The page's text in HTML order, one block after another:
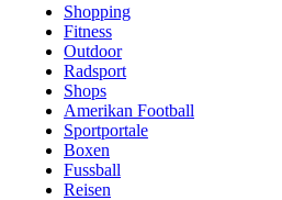
Shopping
Fitness
Outdoor
Radsport
Shops
Amerikan Football
Sportportale
Boxen
Fussball
Reisen